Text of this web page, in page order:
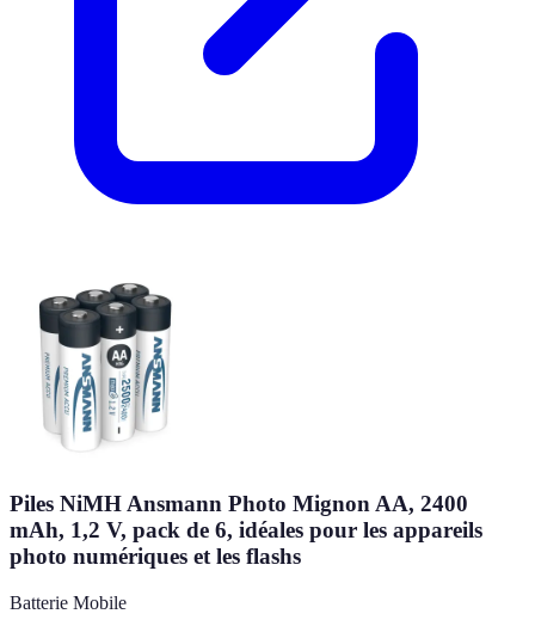
Piles NiMH Ansmann Photo Mignon AA, 2400
mAh, 1,2 V, pack de 6, idéales pour les appareils
photo numériques et les flashs
Batterie Mobile